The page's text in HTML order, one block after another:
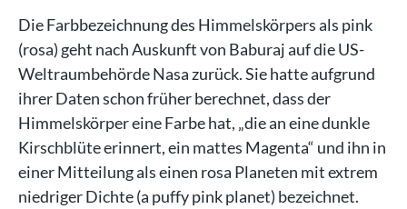
Die Farbbezeichnung des Himmelskörpers als pink
(rosa) geht nach Auskunft von Baburaj auf die US-
Weltraumbehörde Nasa zurück. Sie hatte aufgrund
ihrer Daten schon früher berechnet, dass der
Himmelskörper eine Farbe hat, „die an eine dunkle
Kirschblüte erinnert, ein mattes Magenta“ und ihn in
einer Mitteilung als einen rosa Planeten mit extrem
niedriger Dichte (a puffy pink planet) bezeichnet.